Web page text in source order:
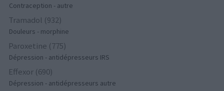
Contraception - autre
Tramadol (932)
Douleurs - morphine
Paroxetine (775)
Dépression - antidépresseurs IRS
Effexor (690)
Dépression - antidépresseurs autre